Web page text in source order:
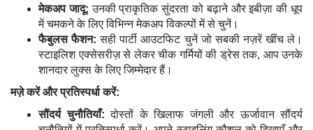
मेकअप जादू: उनकी प्राकृतिक सुंदरता को बढ़ाने और इबीज़ा की धूप
में चमकने के लिए विभिन्न मेकअप विकल्पों में से चुनें।
फैबुलस फैशन: सही पार्टी आउटफिट चुनें जो सबकी नज़रें खींच ले।
स्टाइलिश एक्सेसरीज़ से लेकर चीक गर्मियों की ड्रेस तक, आप उनके
शानदार लुक्स के लिए जिम्मेदार हैं।
मज़े करें और प्रतिस्पर्धा करें:
सौंदर्य चुनौतियाँ: दोस्तों के खिलाफ जंगली और ऊर्जावान सौंदर्य